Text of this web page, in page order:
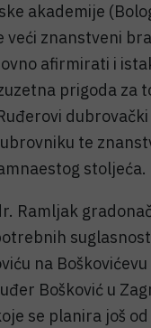
akademije
veći znanstveni
afirmirati i
prigoda za
te
stoljeća.
Ramljak
na
Bošković u
se planira još